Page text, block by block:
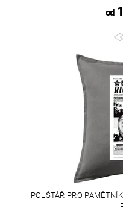
od
POLŠTÁŘ PRO